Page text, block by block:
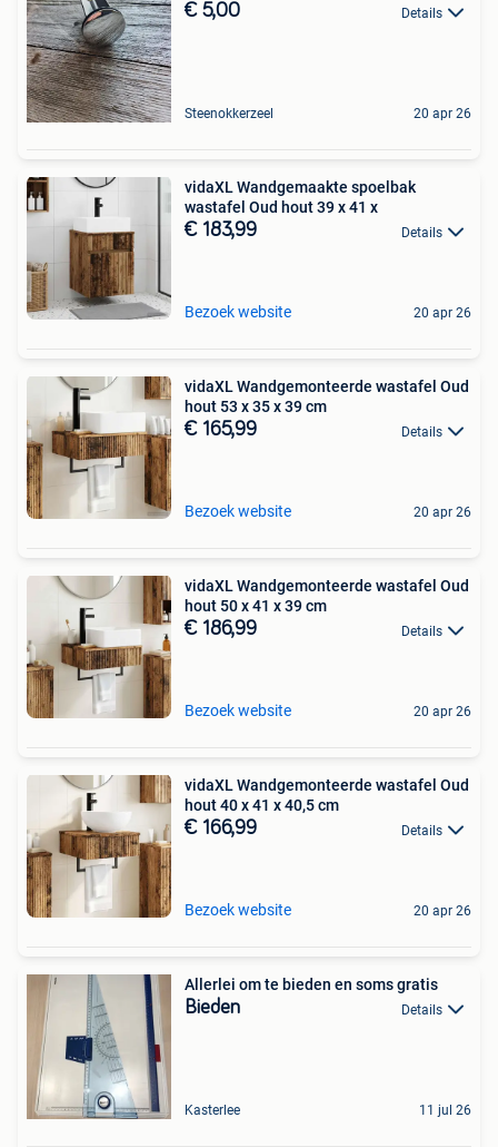
€ 5,00 Details
Steenokkerzeel 20 apr 26
vidaXL Wandgemaakte spoelbak
wastafel Oud hout 39 x 41 x
€ 183,99 Details
Bezoek website 20 apr 26
vidaXL Wandgemonteerde wastafel Oud
hout 53 x 35 x 39 cm
€ 165,99 Details
Bezoek website 20 apr 26
vidaXL Wandgemonteerde wastafel Oud
hout 50 x 41 x 39 cm
€ 186,99 Details
Bezoek website 20 apr 26
vidaXL Wandgemonteerde wastafel Oud
hout 40 x 41 x 40,5 cm
€ 166,99 Details
Bezoek website 20 apr 26
Allerlei om te bieden en soms gratis
Bieden Details
Kasterlee 11 jul 26